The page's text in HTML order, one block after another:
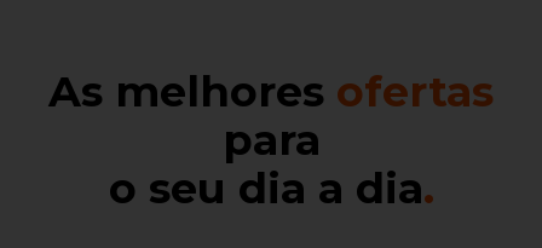
As melhores ofertas
para
o seu dia a dia.